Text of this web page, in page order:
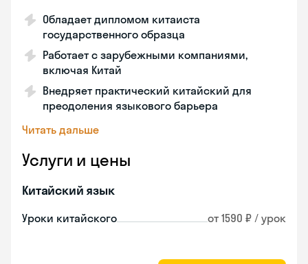
Обладает дипломом китаиста
государственного образца
Работает с зарубежными компаниями,
включая Китай
Внедряет практический китайский для
преодоления языкового барьера
Читать дальше
Услуги и цены
Китайский язык
Уроки китайского от 1590 ₽ / урок